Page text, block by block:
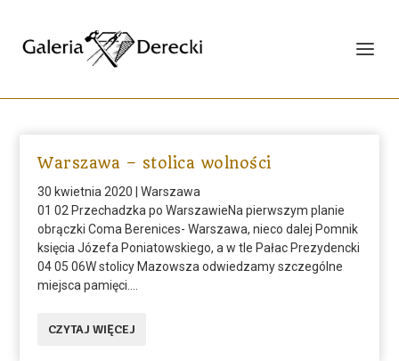
Warszawa – stolica wolności
30 kwietnia 2020 |Warszawa
01 02 Przechadzka po WarszawieNa pierwszym planie
obrączki Coma Berenices- Warszawa, nieco dalej Pomnik
księcia Józefa Poniatowskiego, a w tle Pałac Prezydencki
04 05 06W stolicy Mazowsza odwiedzamy szczególne
miejsca pamięci....
CZYTAJ WIĘCEJ